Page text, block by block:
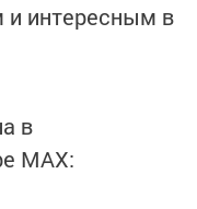
интересным в
в
MАХ: